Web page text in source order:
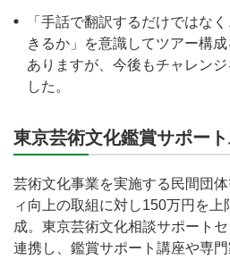
「手話で翻訳するだけではな
きるか」を意識してツアー構
ありますが、今後もチャレン
した。
東京芸術文化鑑賞サポー
芸術文化事業を実施する民間団
ィ向上の取組に対し150万円を上
成。東京芸術文化相談サポート
連携し、鑑賞サポート講座や専